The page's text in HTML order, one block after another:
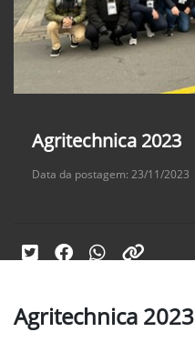
Agritechnica 2023
Data da postagem: 23/11/2023
Agritechnica 2023